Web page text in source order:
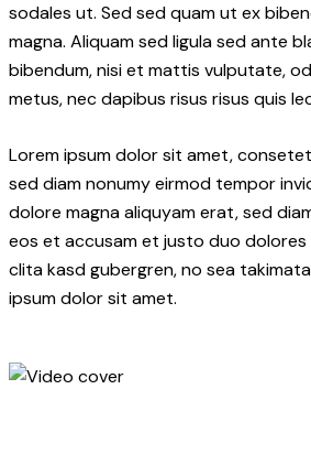
sodales ut. Sed sed quam ut ex
magna. Aliquam sed ligula sed ante
bibendum, nisi et mattis vulputate,
metus, nec dapibus risus risus quis
Lorem ipsum dolor sit amet,
sed diam nonumy eirmod tempor
dolore magna aliquyam erat, sed
eos et accusam et justo duo
clita kasd gubergren, no sea
ipsum dolor sit amet.